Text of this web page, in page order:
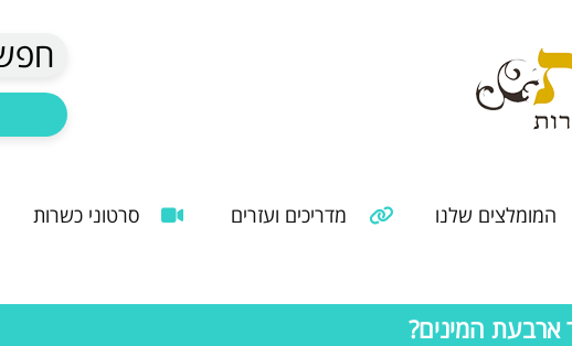
חפש באתר
המומלצים שלנו מדריכים ועזרים סרטוני כשרות
ארבעת המינים?